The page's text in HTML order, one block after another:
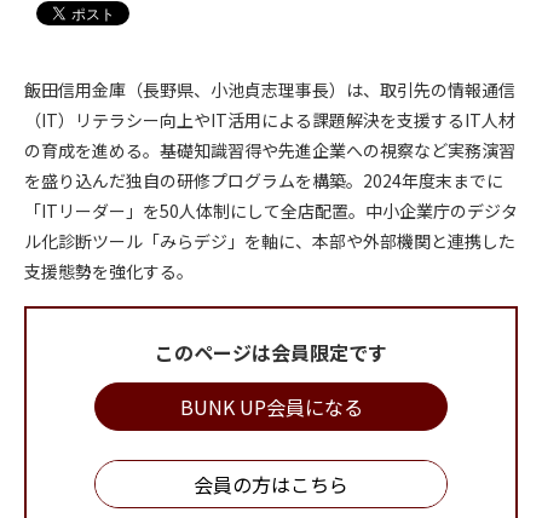
飯田信用金庫（長野県、小池貞志理事長）は、取引先の情報通信
（IT）リテラシー向上やIT活用による課題解決を支援するIT人材
の育成を進める。基礎知識習得や先進企業への視察など実務演習
を盛り込んだ独自の研修プログラムを構築。2024年度末までに
「ITリーダー」を50人体制にして全店配置。中小企業庁のデジタ
ル化診断ツール「みらデジ」を軸に、本部や外部機関と連携した
支援態勢を強化する。
このページは会員限定です
BUNK UP会員になる
会員の方はこちら